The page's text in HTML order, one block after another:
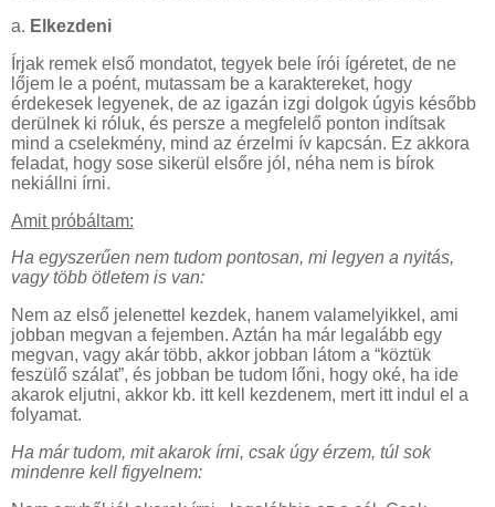
a. Elkezdeni
Írjak remek első mondatot, tegyek bele írói ígéretet, de ne
lőjem le a poént, mutassam be a karaktereket, hogy
érdekesek legyenek, de az igazán izgi dolgok úgyis később
derülnek ki róluk, és persze a megfelelő ponton indítsak
mind a cselekmény, mind az érzelmi ív kapcsán. Ez akkora
feladat, hogy sose sikerül elsőre jól, néha nem is bírok
nekiállni írni.
Amit próbáltam:
Ha egyszerűen nem tudom pontosan, mi legyen a nyitás,
vagy több ötletem is van:
Nem az első jelenettel kezdek, hanem valamelyikkel, ami
jobban megvan a fejemben. Aztán ha már legalább egy
megvan, vagy akár több, akkor jobban látom a “köztük
feszülő szálat”, és jobban be tudom lőni, hogy oké, ha ide
akarok eljutni, akkor kb. itt kell kezdenem, mert itt indul el a
folyamat.
Ha már tudom, mit akarok írni, csak úgy érzem, túl sok
mindenre kell figyelnem: